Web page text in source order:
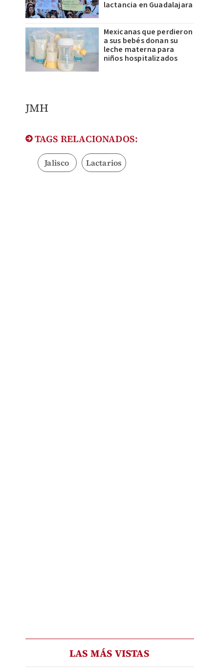
lactancia en Guadalajara
Mexicanas que perdieron
a sus bebés donan su
leche materna para
niños hospitalizados
JMH
TAGS RELACIONADOS:
Jalisco Lactarios
LAS MÁS VISTAS